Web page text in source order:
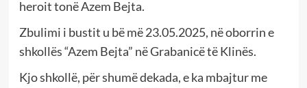
heroit tonë Azem Bejta.
Zbulimi i bustit u bë më 23.05.2025, në oborrin e
shkollës “Azem Bejta” në Grabanicë të Klinës.
Kjo shkollë, për shumë dekada, e ka mbajtur me